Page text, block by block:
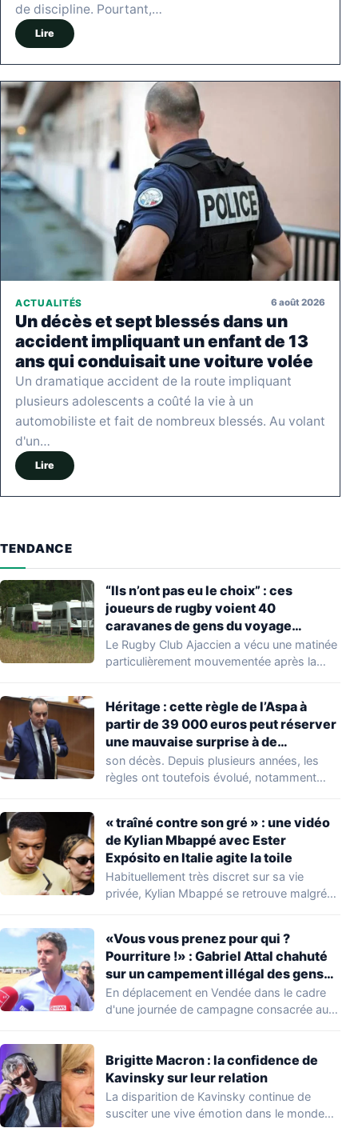
de discipline. Pourtant,…
Lire
ACTUALITÉS 6 août 2026
Un décès et sept blessés dans un
accident impliquant un enfant de 13
ans qui conduisait une voiture volée
Un dramatique accident de la route impliquant
plusieurs adolescents a coûté la vie à un
automobiliste et fait de nombreux blessés. Au volant
d'un…
Lire
TENDANCE
“Ils n’ont pas eu le choix” : ces
joueurs de rugby voient 40
caravanes de gens du voyage
s’installer dans leur stade, ils les
délogent en moins d’1 heure
Le Rugby Club Ajaccien a vécu une matinée
particulièrement mouvementée après la
Héritage : cette règle de l’Aspa à
partir de 39 000 euros peut réserver
une mauvaise surprise à de
nombreuses familles
son décès. Depuis plusieurs années, les
règles ont toutefois évolué, notamment
« traîné contre son gré » : une vidéo
de Kylian Mbappé avec Ester
Expósito en Italie agite la toile
Habituellement très discret sur sa vie
privée, Kylian Mbappé se retrouve malgré
«Vous vous prenez pour qui ?
Pourriture !» : Gabriel Attal chahuté
sur un campement illégal des gens
du voyage
En déplacement en Vendée dans le cadre
d'une journée de campagne consacrée aux
Brigitte Macron : la confidence de
Kavinsky sur leur relation
La disparition de Kavinsky continue de
susciter une vive émotion dans le monde